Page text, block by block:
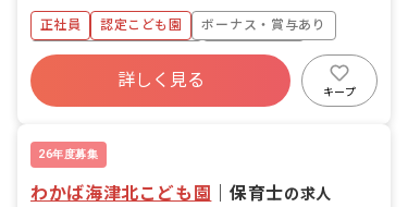
の業務を行います。 ・園児とのあそび
・3歳以上児の特別教室への付き添い ・
室内整理、清掃 ・給食の配膳、片付け
・書類整理 ・バス乗務 ・トイレ補助 ・
各種行事（運動会、発表会など）の準備
・衣装等の製作 ・会場準備
正社員 認定こども園
ボーナス・賞与あり
寮・住宅・家賃補助あり
社会保険完備
福利厚生充実
退職金制度
詳しく見る
キープ
26年度募集
わかば海津北こども園 ｜保育士の求人